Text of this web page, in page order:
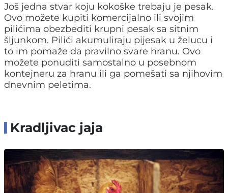
Još jedna stvar koju kokoške trebaju je pesak.
Ovo možete kupiti komercijalno ili svojim
pilićima obezbediti krupni pesak sa sitnim
šljunkom. Pilići akumuliraju pijesak u želucu i
to im pomaže da pravilno svare hranu. Ovo
možete ponuditi samostalno u posebnom
kontejneru za hranu ili ga pomešati sa njihovim
dnevnim peletima.
Kradljivac jaja